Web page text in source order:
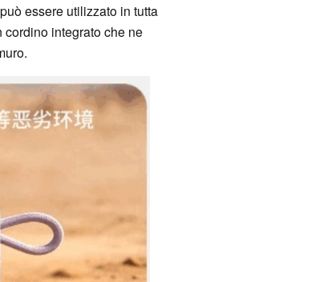
essere utilizzato in tutta
integrato che ne